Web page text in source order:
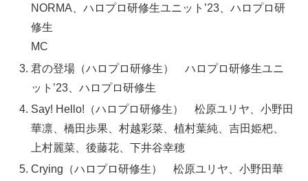
NORMA、ハロプロ研修生ユニット’23、ハロプロ研
修生
MC
君の登場（ハロプロ研修生） ハロプロ研修生ユニ
ット’23、ハロプロ研修生
Say! Hello!（ハロプロ研修生） 松原ユリヤ、小野田
華凛、橋田歩果、村越彩菜、植村葉純、吉田姫杷、
上村麗菜、後藤花、下井谷幸穂
Crying（ハロプロ研修生） 松原ユリヤ、小野田華